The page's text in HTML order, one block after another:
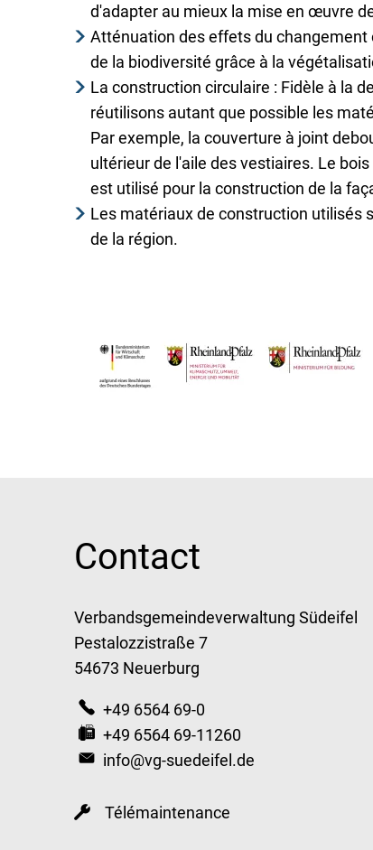
d'adapter au mieux la mise en œuvre
Atténuation des effets du
de la biodiversité grâce à la
La construction circulaire : Fidèle à la
réutilisons autant que possible les
Par exemple, la couverture à joint
ultérieur de l'aile des vestiaires. Le
est utilisé pour la construction de la
Les matériaux de construction utilisés
de la région.
Contact
Verbandsgemeindeverwaltung Südeifel
Pestalozzistraße 7
54673 Neuerburg
+49 6564 69-0
+49 6564 69-11260
info@vg-suedeifel.de
Télémaintenance